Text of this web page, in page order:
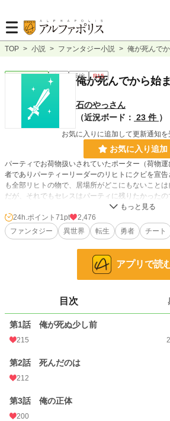
TOP > 小説 > ファンタジー小説 > 俺が死んで
ファンタジー 完結 長編 R15
俺が死んでから始
石のやっさん
（近況ボード： 23 件 ）
お気に入りに追加して更新通知を
お気に入り追加
パーティでお荷物扱いされていたポーター（荷物
者でありパーティーリーダーのリヒトにクビを宣
も全部リヒトの物で、居場所がどこにもないことは
だが、それでもセレスはパーティに残りたかった
余りにしつこいセレスに頭に来たリヒトはつい剣
て、セレスは亡くなった。
そこからこの話は始まる。
セレスには誰にも言った事が無い『秘密』があり
は怖く無かった…死から始まるファンタジー此処に
13,505 位 / 228,844 件
ファンタジー 2,448 位 / 53,332 件
更新日時
24h.ポイント 71pt
2,476
ファンタジー
異世界 転生 勇者 チート
アプリで読
目次
第1話 俺が死ぬ少し前
215
第2話 死んだのは
212
第3話 俺の正体
200